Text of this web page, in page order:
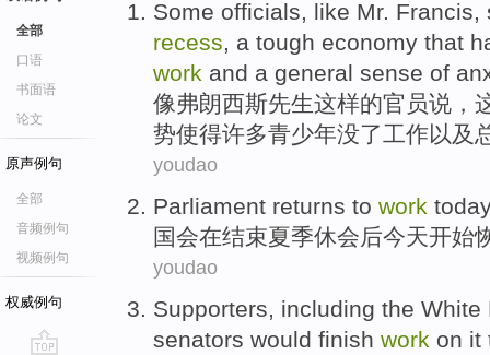
全部
口语
书面语
论文
原声例句
全部
音频例句
视频例句
权威例句
Some officials, like Mr. Francis,
recess, a tough economy that
work and a general sense of
像弗朗西斯先生这样的官员说 ，
势使得许多青少年没了工作以及
youdao
Parliament returns to work
国会在结束夏季休会后今天开始
youdao
Supporters including the White
senators would finish work on it